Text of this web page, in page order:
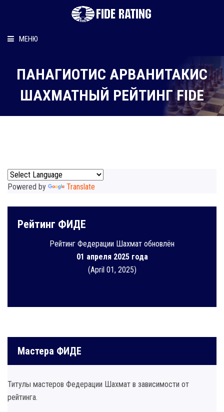
МЕНЮ
Рейтинг шахматиста
Персональный информер
ПАНАГИОТИС АРВАНИТАКИС
ШАХМАТНЫЙ РЕЙТИНГ FIDE
Powered by Translate
Рейтинг ФИДЕ
Рейтинг Федерации Шахмат обновлён
01 апреля 2025 года
(April 01, 2025)
Мастера ФИДЕ
Титулы мастеров Федерации Шахмат в зависимости от
рейтинга.